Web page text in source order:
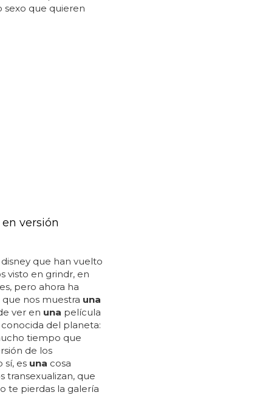
sexo que quieren
versión
que han vuelto
visto en grindr, en
pero ahora ha
que nos muestra una
ver en una película
del planeta:
tiempo que
de los
sí, es una cosa
transexualizan, que
te pierdas la galería